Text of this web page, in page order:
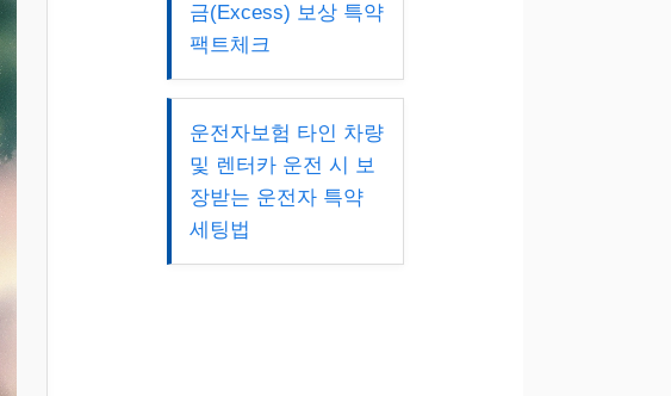
금(Excess) 보상 특약
팩트체크
운전자보험 타인 차량
및 렌터카 운전 시 보
장받는 운전자 특약
세팅법